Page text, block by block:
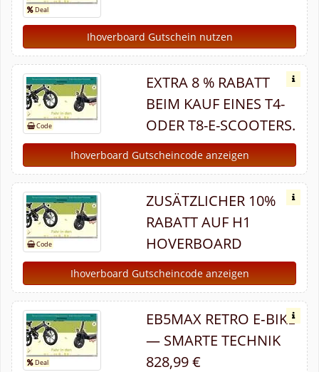
Ihoverboard Gutschein nutzen
EXTRA 8 % RABATT
BEIM KAUF EINES T4-
ODER T8-E-SCOOTERS.
Ihoverboard Gutscheincode anzeigen
ZUSÄTZLICHER 10%
RABATT AUF H1
HOVERBOARD
Ihoverboard Gutscheincode anzeigen
EB5MAX RETRO E‑BIKE
— SMARTE TECHNIK
828,99 €